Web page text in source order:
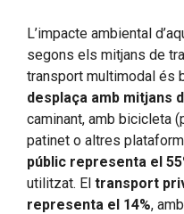
L’impacte ambiental
segons els mitjans de
transport multimodal és
desplaça amb mitjans
caminant, amb bicicleta
patinet o altres
públic representa el
utilitzat. El transport
representa el 14%,